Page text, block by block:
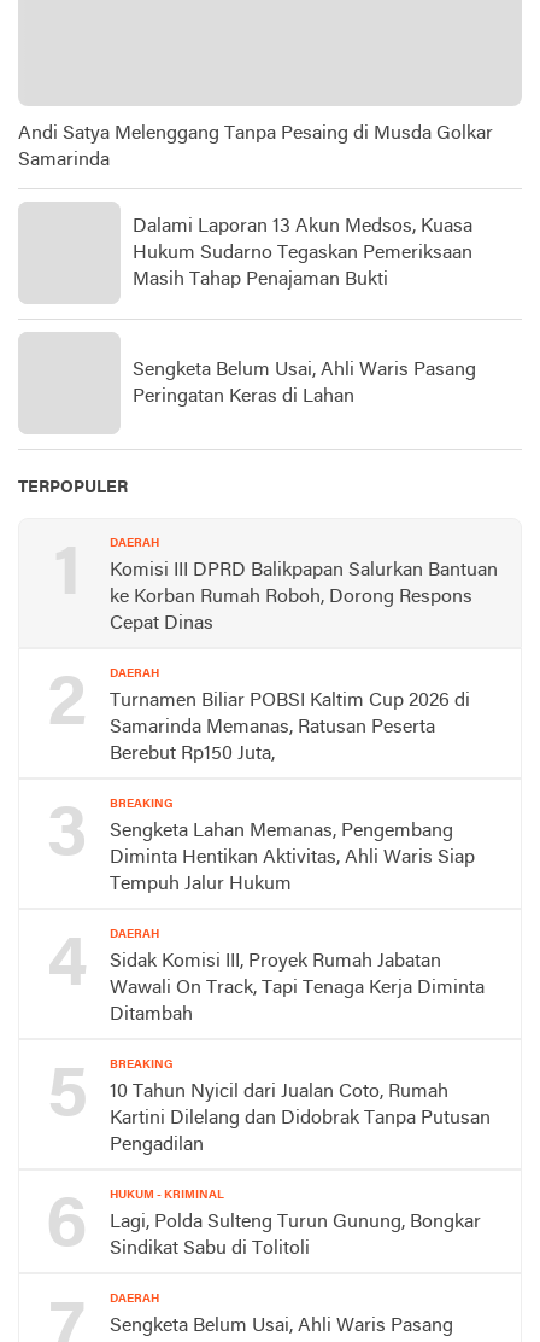
Andi Satya Melenggang Tanpa Pesaing di Musda Golkar
Samarinda
Dalami Laporan 13 Akun Medsos, Kuasa
Hukum Sudarno Tegaskan Pemeriksaan
Masih Tahap Penajaman Bukti
Sengketa Belum Usai, Ahli Waris Pasang
Peringatan Keras di Lahan
TERPOPULER
1 DAERAH
Komisi III DPRD Balikpapan Salurkan Bantuan
ke Korban Rumah Roboh, Dorong Respons
Cepat Dinas
2 DAERAH
Turnamen Biliar POBSI Kaltim Cup 2026 di
Samarinda Memanas, Ratusan Peserta
Berebut Rp150 Juta,
3 BREAKING
Sengketa Lahan Memanas, Pengembang
Diminta Hentikan Aktivitas, Ahli Waris Siap
Tempuh Jalur Hukum
4 DAERAH
Sidak Komisi III, Proyek Rumah Jabatan
Wawali On Track, Tapi Tenaga Kerja Diminta
Ditambah
5 BREAKING
10 Tahun Nyicil dari Jualan Coto, Rumah
Kartini Dilelang dan Didobrak Tanpa Putusan
Pengadilan
6 HUKUM - KRIMINAL
Lagi, Polda Sulteng Turun Gunung, Bongkar
Sindikat Sabu di Tolitoli
DAERAH
Sengketa Belum Usai, Ahli Waris Pasang